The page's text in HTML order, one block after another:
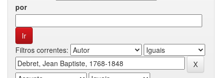
por
Filtros correntes: